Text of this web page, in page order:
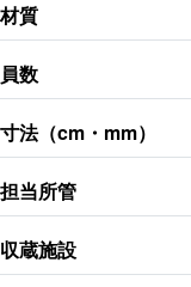
材質
員数
寸法（cm・mm）
担当所管
収蔵施設